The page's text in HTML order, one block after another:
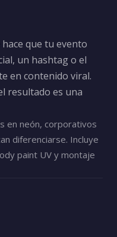
que tu evento
un hashtag o el
en contenido viral.
resultado es una
en neón, corporativos
diferenciarse. Incluye
paint UV y montaje